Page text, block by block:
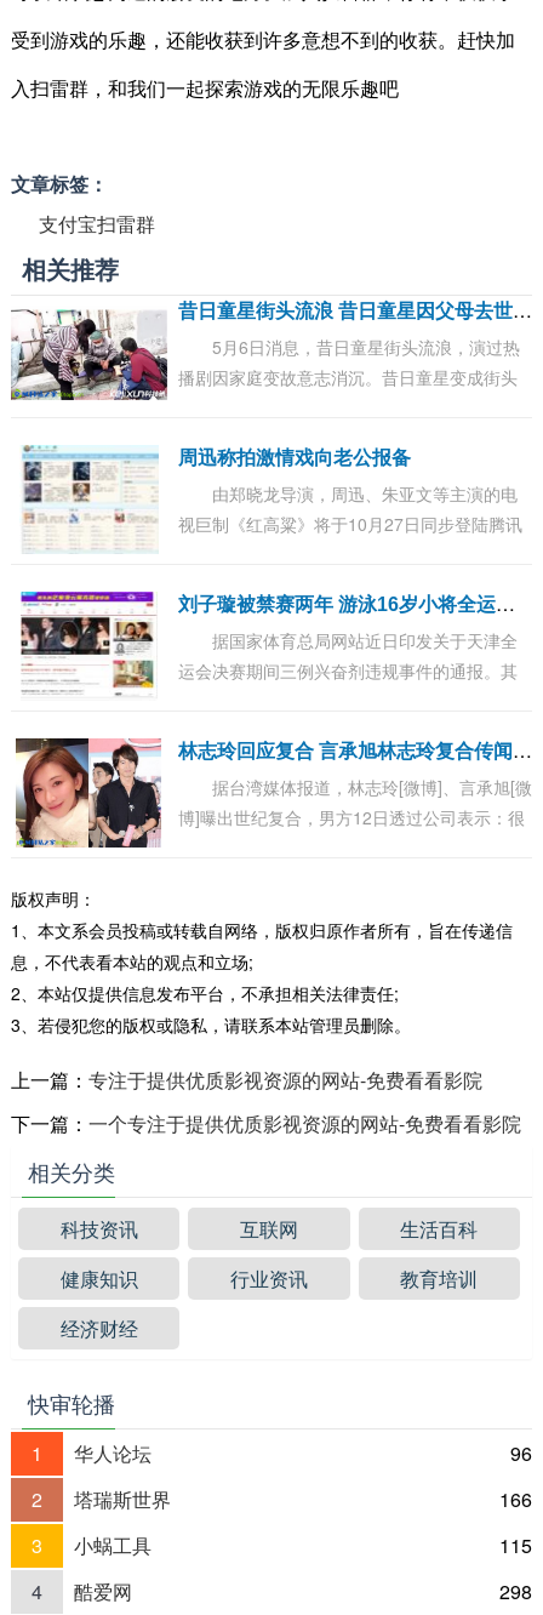
受到游戏的乐趣，还能收获到许多意想不到的收获。赶快加
入扫雷群，和我们一起探索游戏的无限乐趣吧
文章标签：
支付宝扫雷群
相关推荐
昔
日童星街头流浪 昔日童星因父母去世街头流浪
5月6日消息，昔日童星街头流浪，演过热
播剧因家庭变故意志消沉。昔日童星变成街头
浪汉...
周迅称拍激情戏向老公报备
由郑晓龙导演，周迅、朱亚文等主演的电
视巨制《红高粱》将于10月27日同步登陆腾讯
刘
子璇被禁赛两年 游泳16岁小将全运涉药被禁赛两年
据国家体育总局网站近日印发关于天津全
运会决赛期间三例兴奋剂违规事件的通报。其
的...
林
志玲回应复合 言承旭林志玲复合传闻满天飞 林志玲对此首度发声
据台湾媒体报道，林志玲[微博]、言承旭[微
博]曝出世纪复合，男方12日透过公司表示：很
版权声明：
1、本文系会员投稿或转载自网络，版权归原作者所有，旨在传递信
息，不代表看本站的观点和立场;
2、本站仅提供信息发布平台，不承担相关法律责任;
3、若侵犯您的版权或隐私，请联系本站管理员删除。
上一篇： 专注于提供优质影视资源的网站-免费看看影院
下一篇： 一个专注于提供优质影视资源的网站-免费看看影院
相关分类
科技资讯 互联网
生活百科
健康知识
行业资讯
教育培训
经济财经
快审轮播
1 华人论坛
96
2
塔瑞斯世界
166
3
小蜗工具
115
4
酷爱网
298